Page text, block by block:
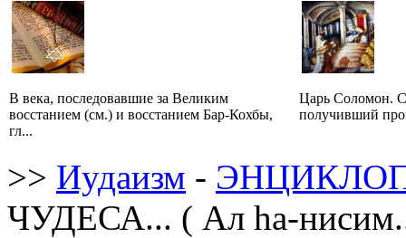
В века, последовавшие за Великим
восстанием (см.) и восстанием Бар-Кохбы,
гл...
Царь Соломон.
получивший
>> Иудаизм -
ЧУДЕСА... ( Ал hа-